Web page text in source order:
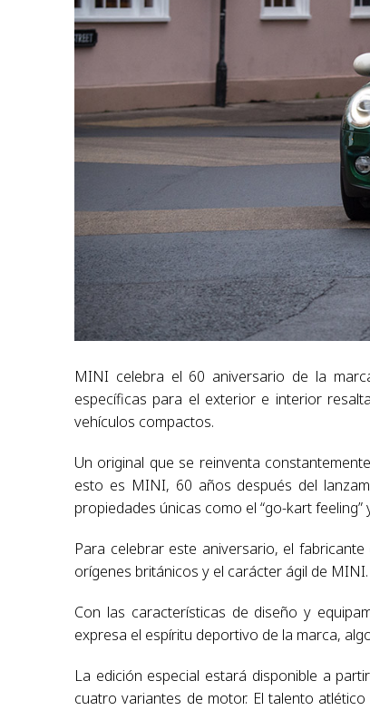
MINI celebra el 60 aniversario de la
específicas para el exterior e interior
vehículos compactos.
Un original que se reinventa
esto es MINI, 60 años después del
propiedades únicas como el “go-kart
Para celebrar este aniversario, el
orígenes británicos y el carácter ágil de MINI.
Con las características de diseño y
expresa el espíritu deportivo de la marca,
La edición especial estará disponible a
cuatro variantes de motor. El talento